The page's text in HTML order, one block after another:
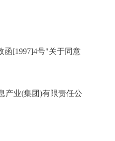
[1997]4号"关于同意
产业(集团)有限责任公